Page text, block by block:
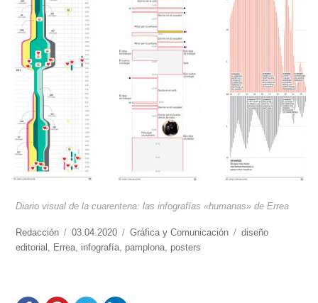
Diario visual de la cuarentena: las infografías «humanas» de Errea
https://www.experimenta.es/author/redaccion/
Redacción
Publicado
el
03.04.2020 Categorías
Gráfica y Comunicación Etiquetas
diseño
editorial , Errea, infografía, pamplona, posters